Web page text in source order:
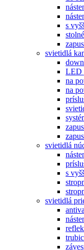
s
svietidlá
LED
na
na
svietidlá
s
svietidlá